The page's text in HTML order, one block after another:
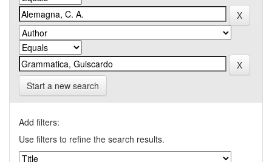
Start a new search
Add filters:
Use filters to refine the search results.